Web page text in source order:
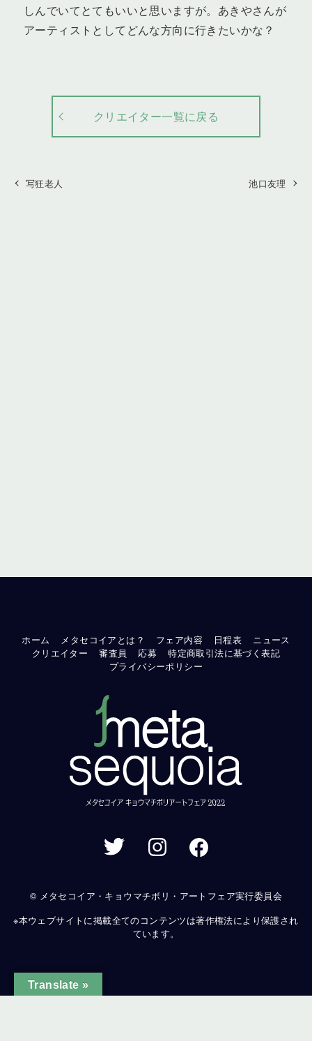
しんでいてとてもいいと思いますが。あきやさんが
アーティストとしてどんな方向に行きたいかな？
クリエイター一覧に戻る
写狂老人 池口友理
ホーム メタセコイアとは？ フェア内容 日程表
ニュース
クリエイター
審査員 応募
特定商取引法に基づく表記
プライバシーポリシー
© メタセコイア・キョウマチボリ・アートフェア実行委員会
※本ウェブサイトに掲載全てのコンテンツは著作権法により保護され
ています。
Translate »